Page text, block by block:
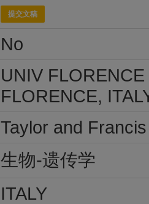
提交文稿
No
UNIV
FLORENCE,
Taylor and
生物-遗传学
ITALY